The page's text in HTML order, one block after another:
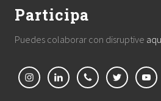
Participa
Puedes colaborar con disruptive